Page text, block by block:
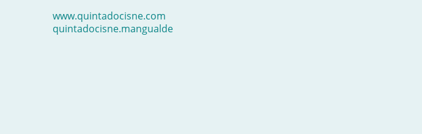
www.quintadocisne.com
quintadocisne.mangualde